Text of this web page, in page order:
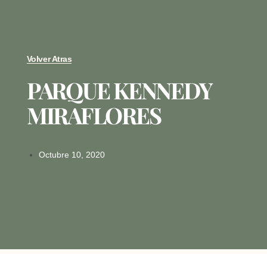
Volver Atras
PARQUE KENNEDY
MIRAFLORES
Octubre 10, 2020